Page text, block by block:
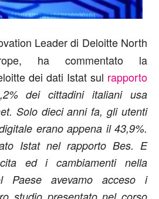
Leader di Deloitte North
ha commentato la
dei dati Istat sul rapporto
dei cittadini italiani usa
Solo dieci anni fa, gli utenti
erano appena il 43,9%.
Istat nel rapporto Bes. E
ed i cambiamenti nella
Paese avevamo acceso i